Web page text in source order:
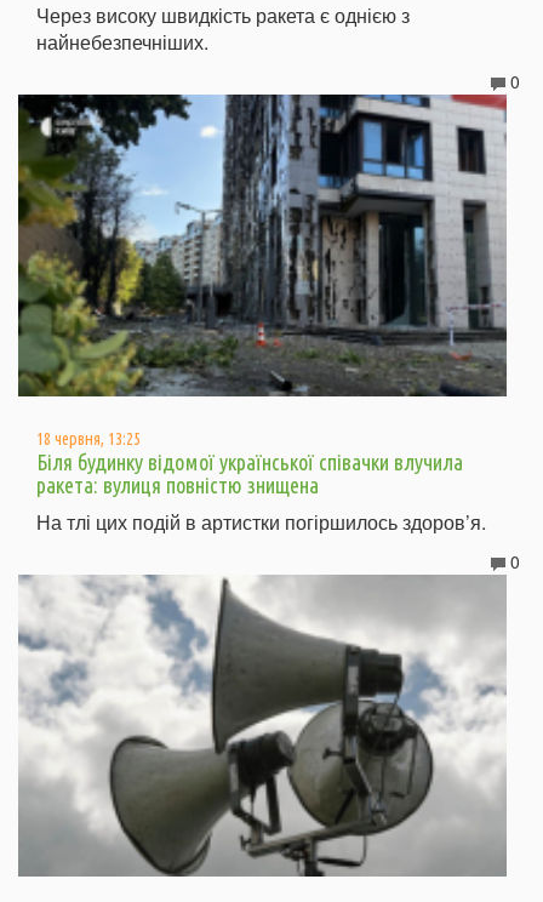
Через високу швидкість ракета є однією з
найнебезпечніших.
0
18 червня, 13:25
Біля будинку відомої української співачки влучила
ракета: вулиця повністю знищена
На тлі цих подій в артистки погіршилось здоров’я.
0